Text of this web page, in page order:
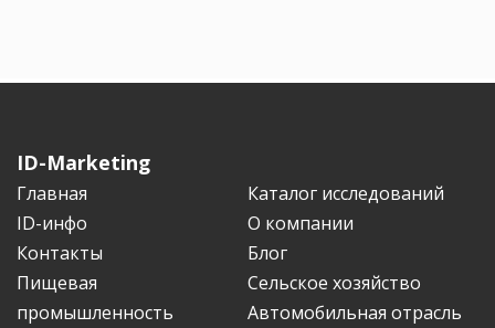
ID-Marketing
Главная
Каталог исследований
ID-инфо
О компании
Контакты
Блог
Пищевая
промышленность
Сельское хозяйство
Автомобильная отрасль